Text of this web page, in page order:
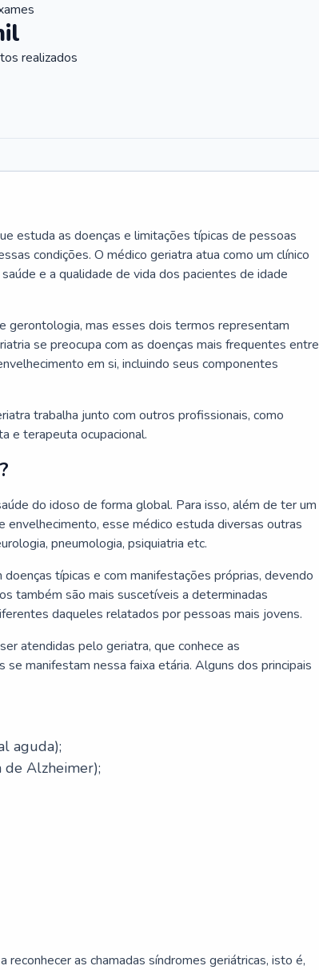
realizados
estuda as doenças e limitações típicas de pessoas
condições. O médico geriatra atua como um clínico
e a qualidade de vida dos pacientes de idade
gerontologia, mas esses dois termos representam
se preocupa com as doenças mais frequentes entre
em si, incluindo seus componentes
trabalha junto com outros profissionais, como
e terapeuta ocupacional.
do idoso de forma global. Para isso, além de ter um
envelhecimento, esse médico estuda diversas outras
pneumologia, psiquiatria etc.
típicas e com manifestações próprias, devendo
também são mais suscetíveis a determinadas
daqueles relatados por pessoas mais jovens.
atendidas pelo geriatra, que conhece as
se manifestam nessa faixa etária. Alguns dos principais
aguda);
de Alzheimer);
as chamadas síndromes geriátricas, isto é,